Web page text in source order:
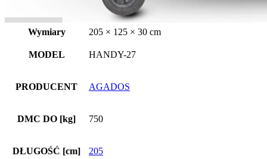
Wymiary 205 × 125 × 30 cm
MODEL HANDY-27
PRODUCENT AGADOS
DMC DO [kg] 750
DŁUGOŚĆ [cm] 205